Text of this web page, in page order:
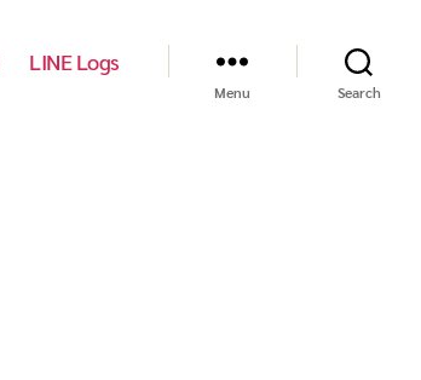
LINE Logs
Menu Search